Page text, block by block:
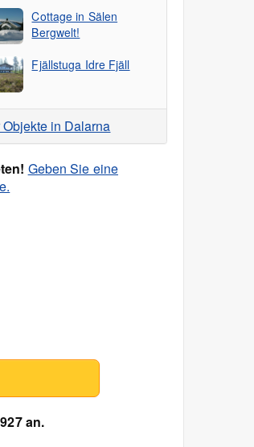
Cottage in Sälen
Bergwelt!
Fjällstuga Idre Fjäll
Objekte in Dalarna
Geben Sie eine
an.